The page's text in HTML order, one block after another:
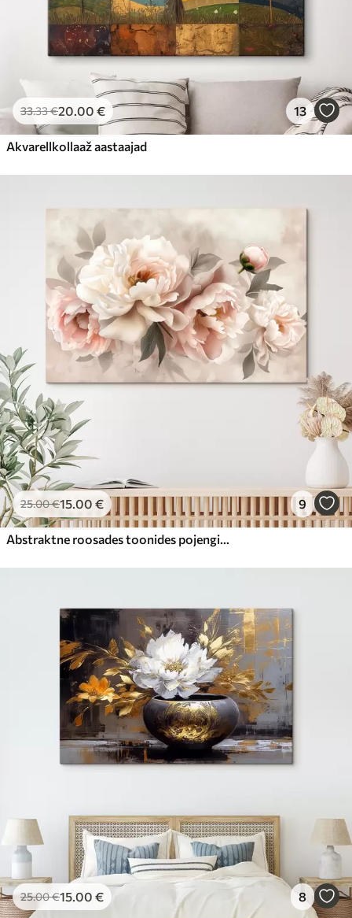
33.33€20.00 € 13
Akvarellkollaaž aastaajad
25.00€15.00 € 9
Abstraktne roosades toonides pojengide kimp
25.00€15.00 € 8